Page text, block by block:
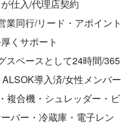
仕入/代理店契約
業同行/リード・アポイント
くサポート
スペースとして24時間/365
導入済/女性メンバー
複合機・シュレッダー・ビ
バー・冷蔵庫・電子レン